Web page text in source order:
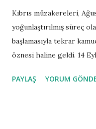
Kıbrıs’taki siyasi
görüşmeleri yapılmış
Bakanlarının katıldığı
boyuta taşınmıştır.
he...
Kıbrıs müzakereleri,
yoğunlaştırılmış süreç
başlamasıyla tekrar
öznesi haline geldi. 14
Cumhurbaşkanı Akıncı,
PAYLAŞ YORUM